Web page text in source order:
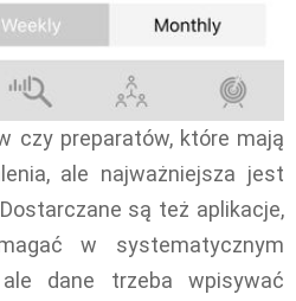
czy preparatów, które mają
ale najważniejsza jest
są też aplikacje,
w systematycznym
ale dane trzeba wpisywać